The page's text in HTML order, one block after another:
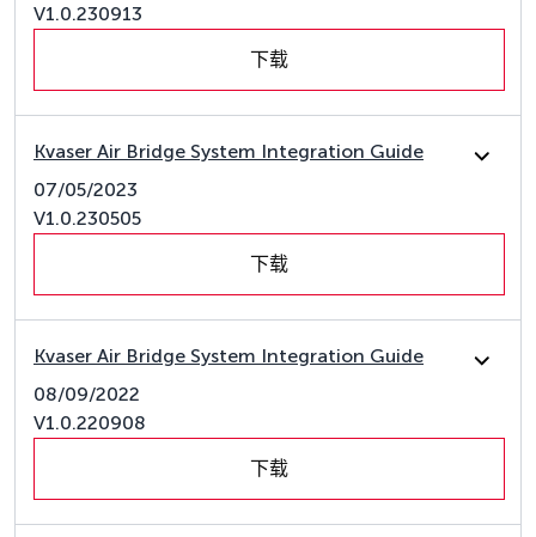
V1.0.230913
下载
Kvaser Air Bridge System Integration Guide
07/05/2023
V1.0.230505
下载
Kvaser Air Bridge System Integration Guide
08/09/2022
V1.0.220908
下载